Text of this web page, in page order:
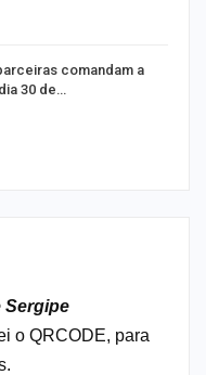
comandam a
30 de…
Sergipe
o QRCODE, para